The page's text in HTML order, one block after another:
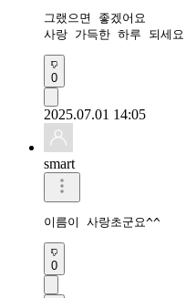
그랬으면 좋겠어요
사랑 가득한 하루 되세요
0
2025.07.01 14:05
smart
이름이 사랑초군요^^
0